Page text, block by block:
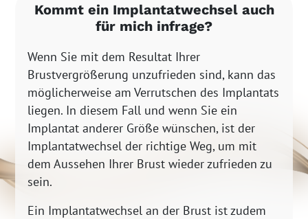
Kommt ein Implantatwechsel auch
für mich infrage?
Wenn Sie mit dem Resultat Ihrer
Brustvergrößerung unzufrieden sind, kann das
möglicherweise am Verrutschen des Implantats
liegen. In diesem Fall und wenn Sie ein
Implantat anderer Größe wünschen, ist der
Implantatwechsel der richtige Weg, um mit
dem Aussehen Ihrer Brust wieder zufrieden zu
sein.
Ein Implantatwechsel an der Brust ist zudem